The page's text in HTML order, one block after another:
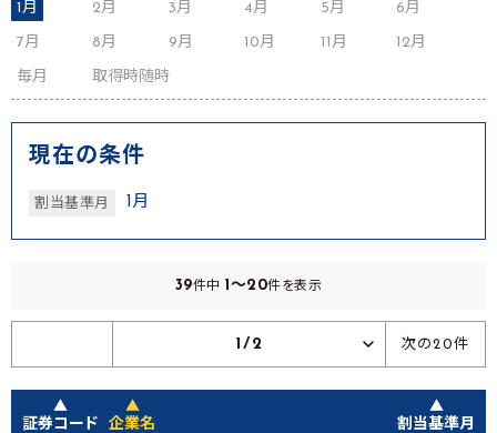
1月
2月 3月 4月 5月 6月
7月 8月 9月 10月 11月 12月
毎月 取得時随時
現在の条件
割当基準月 1月
39件中 1～20件を表示
1/2 次の20件
▲
証券コード
▲
企業名
▲
割当基準月